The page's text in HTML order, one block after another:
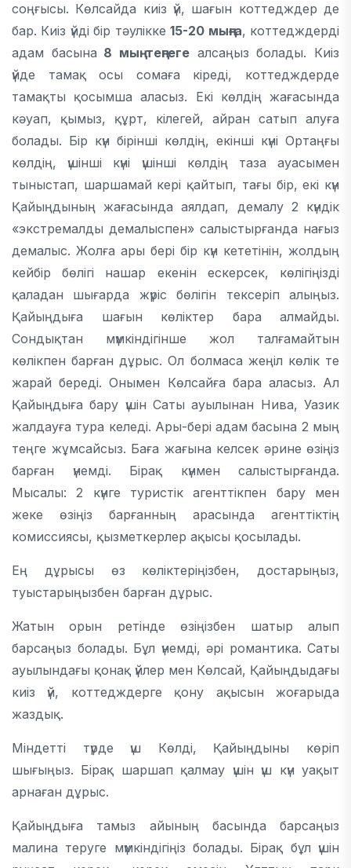
соңғысы. Көлсайда киіз үй, шағын коттедждер де
бар. Киіз үйді бір тәулікке15-20 мыңға, коттедждерді
адам басына 8 мың теңгеге алсаңыз болады. Киіз
үйде тамақ осы сомаға кіреді, коттедждерде
тамақты қосымша аласыз. Екі көлдің жағасында
кәуап, қымыз, құрт, кілегей, айран сатып алуға
болады. Бір күн бірінші көлдің, екінші күні Ортаңғы
көлдің, үшінші күні үшінші көлдің таза ауасымен
тыныстап, шаршамай кері қайтып, тағы бір, екі күн
Қайыңдының жағасында аялдап, демалу 2 күндік
«экстремалды демалыспен» салыстырғанда нағыз
демалыс. Жолға ары бері бір күн кететінін, жолдың
кейбір бөлігі нашар екенін ескерсек, көлігіңізді
қаладан шығарда жүріс бөлігін тексеріп алыңыз.
Қайыңдыға шағын көліктер бара алмайды.
Сондықтан мүмкіндігінше жол талғамайтын
көлікпен барған дұрыс. Ол болмаса жеңіл көлік те
жарай береді. Онымен Көлсайға бара аласыз. Ал
Қайыңдыға бару үшін Саты ауылынан Нива, Уазик
жалдауға тура келеді. Ары-бері адам басына 2 мың
теңге жұмсайсыз. Баға жағына келсек әрине өзіңіз
барған үнемді. Бірақ күнмен салыстырғанда.
Мысалы: 2 күнге туристік агенттікпен бару мен
жеке өзіңіз барғанның арасында агенттіктің
комиссиясы, қызметкерлер ақысы қосылады.
Ең дұрысы өз көліктеріңізбен, достарыңыз,
туыстарыңызбен барған дұрыс.
Жатын орын ретінде өзіңізбен шатыр алып
барсаңыз болады. Бұл үнемді, әрі романтика. Саты
ауылындағы қонақ үйлер мен Көлсай, Қайыңдыдағы
киіз үй, коттедждерге қону ақысын жоғарыда
жаздық.
Міндетті түрде үш Көлді, Қайыңдыны көріп
шығыңыз. Бірақ шаршап қалмау үшін үш күн уақыт
арнаған дұрыс.
Қайыңдыға тамыз айының басында барсаңыз
малина теруге мүмкіндігіңіз болады. Бірақ бұл үшін